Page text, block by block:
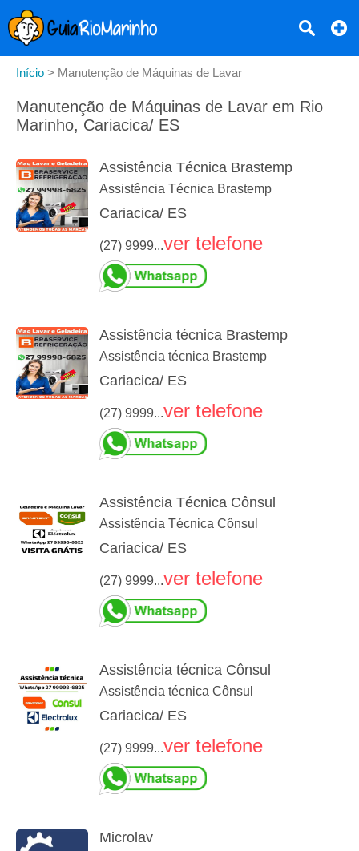
Início > Manutenção de Máquinas de Lavar
Manutenção de Máquinas de Lavar em Rio
Marinho, Cariacica/ ES
Assistência Técnica Brastemp
Assistência Técnica Brastemp
Cariacica/ ES
(27) 9999...ver telefone
Assistência técnica Brastemp
Assistência técnica Brastemp
Cariacica/ ES
(27) 9999...ver telefone
Assistência Técnica Cônsul
Assistência Técnica Cônsul
Cariacica/ ES
(27) 9999...ver telefone
Assistência técnica Cônsul
Assistência técnica Cônsul
Cariacica/ ES
(27) 9999...ver telefone
Microlav